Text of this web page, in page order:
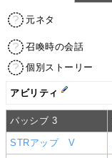
元ネタ
召喚時の会話
個別ストーリー
アビリティ
パッシブ 3
STRアップ V